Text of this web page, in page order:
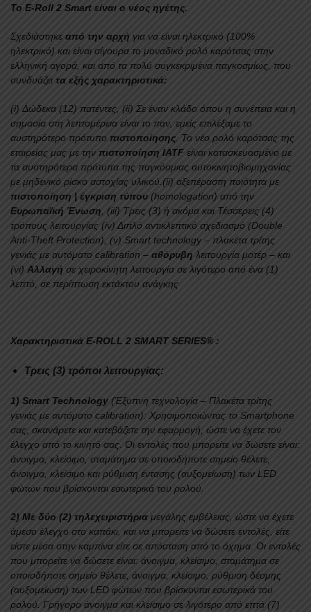
Το Ε-Roll 2 Smart είναι ο νέος ηγέτης.
Σχεδιάστηκε από την αρχή για να είναι ηλεκτρικό (100%
ηλεκτρικό) και είναι σίγουρα το μοναδικό ρολό καρότσας στην
ελληνική αγορά, και από τα πολύ συγκεκριμένα παγκοσμίως, που
συνδυάζει τα εξής χαρακτηριστικά:
(i) Δώδεκα (12) πατέντες, (ii) Σε έναν κλάδο όπου η συνέπεια και η
σημασία στη λεπτομέρεια είναι το παν, εμείς επιλέξαμε το
αυστηρότερο πρότυπο πιστοποίησης . Το νέο ρολό καρότσας της
εταιρείας μας με την πιστοποίηση IATF είναι κατασκευασμένο με
τα αυστηρότερα πρότυπα της παγκόσμιας αυτοκινητοβιομηχανίας
με μηδενικό ρίσκο αστοχίας υλικού.(ii) αξεπέραστη ποιότητα με
πιστοποίηση | έγκριση τύπου (homologation) από την
Ευρωπαϊκή Ένωση , (iii) Τρεις (3) ή ακόμα και Τέσσερεις (4)
τρόπους λειτουργίας (iv) Διπλό αντικλεπτικό σχεδιασμό (Double
Anti-Theft Protection), (v) Smart technology – πλακέτα τρίτης
γενιάς με αυτόματο calibration – αθόρυβη λειτουργία μοτέρ – και
(vi) Αλλαγή σε χειροκίνητη λειτουργία σε λιγότερο από ένα (1)
λεπτό, σε περίπτωση εκτάκτου ανάγκης
Χαρακτηριστικά E-ROLL 2 SMART SERIES® :
Τρεις (3) τρόποι λειτουργίας:
1) Smart Technology (Έξυπνη τεχνολογία – Πλακέτα τρίτης
γενιάς με αυτόματο calibration): Χρησιμοποιώντας το Smartphone
σας, σκανάρετε και κατεβάζετε την εφαρμογή, ώστε να έχετε τον
έλεγχο από το κινητό σας. Οι εντολές που μπορείτε να δώσετε είναι:
άνοιγμα, κλείσιμο, σταμάτημα σε οποιοδήποτε σημείο θέλετε,
άνοιγμα, κλείσιμο και ρύθμιση έντασης (αυξομείωση) των LED
φώτων που βρίσκονται εσωτερικά του ρολού.
2) Με δύο (2) τηλεχειριστήρια μεγάλης εμβέλειας, ώστε να έχετε
άμεσο έλεγχο στο καπάκι, και να μπορείτε να δώσετε εντολές, είτε
είστε μέσα στην καμπίνα είτε σε απόσταση από το όχημα. Οι εντολές
που μπορείτε να δώσετε είναι: άνοιγμα, κλείσιμο, σταμάτημα σε
οποιοδήποτε σημείο θέλετε, άνοιγμα, κλείσιμο, ρύθμιση δέσμης
(αυξομείωση) των LED φώτων που βρίσκονται εσωτερικά του
ρολού. Γρήγορο άνοιγμα και κλείσιμο σε λιγότερο από επτά (7)